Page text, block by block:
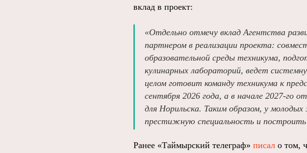
вклад в проект:
«Отдельно отмечу вклад Агентства
партнером в реализации проекта:
образовательной среды техникума,
кулинарных лабораторий, ведет
целом готовит команду техникума к
сентября 2026 года, а в начале
для Норильска. Таким образом, у
престижную специальность и построить
Ранее «Таймырский телеграф» писал о том,